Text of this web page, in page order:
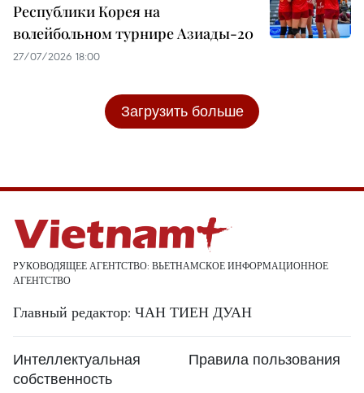
Республики Корея на
волейбольном турнире Азиады-20
27/07/2026 18:00
Загрузить больше
РУКОВОДЯЩЕЕ АГЕНТСТВО: ВЬЕТНАМСКОЕ ИНФОРМАЦИОННОЕ
АГЕНТСТВО
Главный редактор: ЧАН ТИЕН ДУАН
Интеллектуальная
собственность
Правила пользования